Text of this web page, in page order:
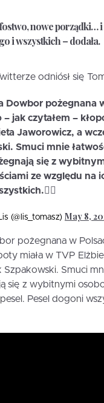
nowe porządki… i
i wszystkich – dodała.
odniósł się
Dowbor pożegnana
– jak czytałem –
Jaworowicz, a
Smuci mnie
się z
ze względu na
(@lis_tomasz) May 8,
pożegnana w
miała w TVP
Szpakowski. Smuci
się z wybitnymi
Pesel dogoni